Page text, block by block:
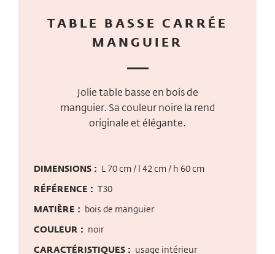
TABLE BASSE CARRÉE
MANGUIER
Jolie table basse en bois de
manguier. Sa couleur noire la rend
originale et élégante.
DIMENSIONS : L 70 cm / l 42 cm / h 60 cm
RÉFÉRENCE : T30
MATIÈRE : bois de manguier
COULEUR : noir
CARACTÉRISTIQUES : usage intérieur